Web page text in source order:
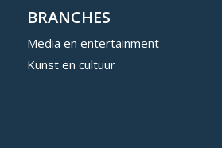
BRANCHES
Media en entertainment
Kunst en cultuur